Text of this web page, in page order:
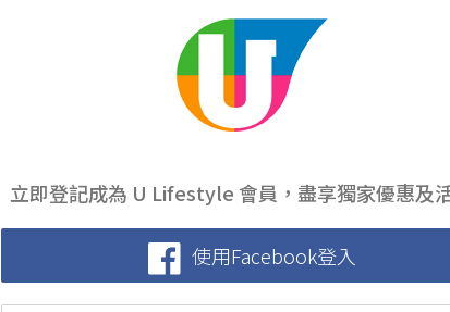
立即登記成為 U Lifestyle 會員，盡享獨家優惠及
使用Facebook登入